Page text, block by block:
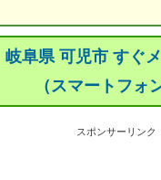
岐阜県 可児市 すぐ
（スマートフォ
スポンサーリンク